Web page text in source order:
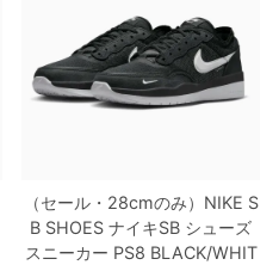
（セール・28cmのみ） NIKE S
B SHOES ナイキSB シューズ
スニーカー PS8 BLACK/WHIT